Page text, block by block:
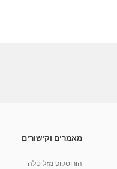
מאמרים וקישורים
הורוסקופ מזל טלה